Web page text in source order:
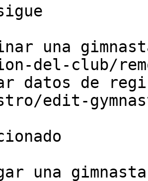
una
del-club/
datos de
edit-
una